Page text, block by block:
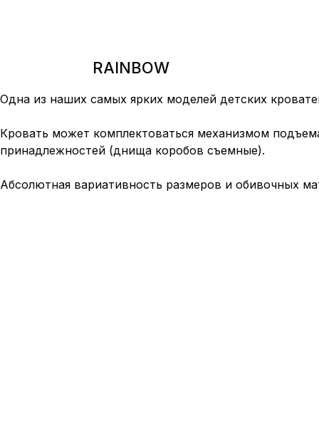
Одна из наших самых ярких моделей детских
Кровать может комплектоваться механизмом
принадлежностей (днища коробов съемные).
Абсолютная вариативность размеров и обивочных
RAINBOW